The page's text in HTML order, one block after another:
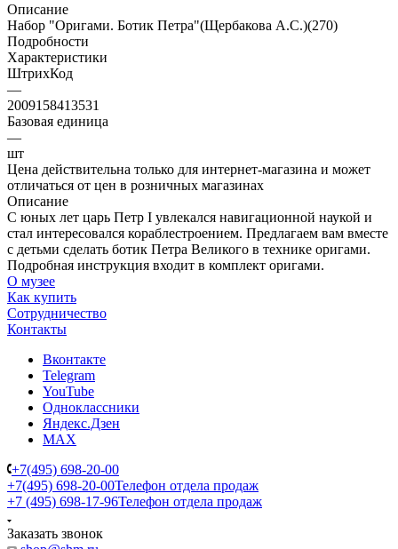
Описание
Набор "Оригами. Ботик Петра"(Щербакова А.С.)(270)
Подробности
Характеристики
ШтрихКод
—
2009158413531
Базовая единица
—
шт
Цена действительна только для интернет-магазина и может
отличаться от цен в розничных магазинах
Описание
С юных лет царь Петр I увлекался навигационной наукой и
стал интересовался кораблестроением. Предлагаем вам вместе
с детьми сделать ботик Петра Великого в технике оригами.
Подробная инструкция входит в комплект оригами.
О музее
Как купить
Сотрудничество
Контакты
Вконтакте
Telegram
YouTube
Одноклассники
Яндекс.Дзен
MAX
+7(495) 698-20-00
+7(495) 698-20-00Телефон отдела продаж
+7 (495) 698-17-96Телефон отдела продаж
Заказать звонок